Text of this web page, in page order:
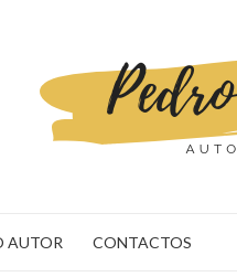
AUTOR CONTACTOS